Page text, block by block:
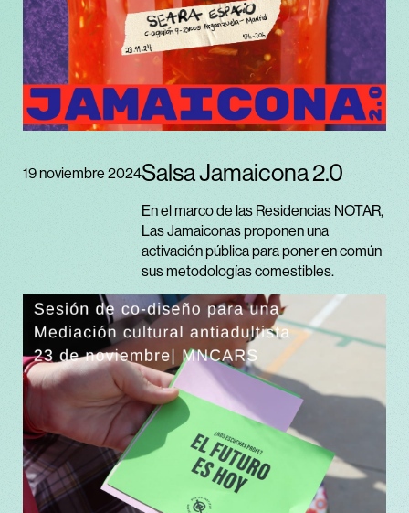
19 noviembre 2024Salsa Jamaicona 2.0
En el marco de las Residencias NOTAR,
Las Jamaiconas proponen una
activación pública para poner en común
sus metodologías comestibles.